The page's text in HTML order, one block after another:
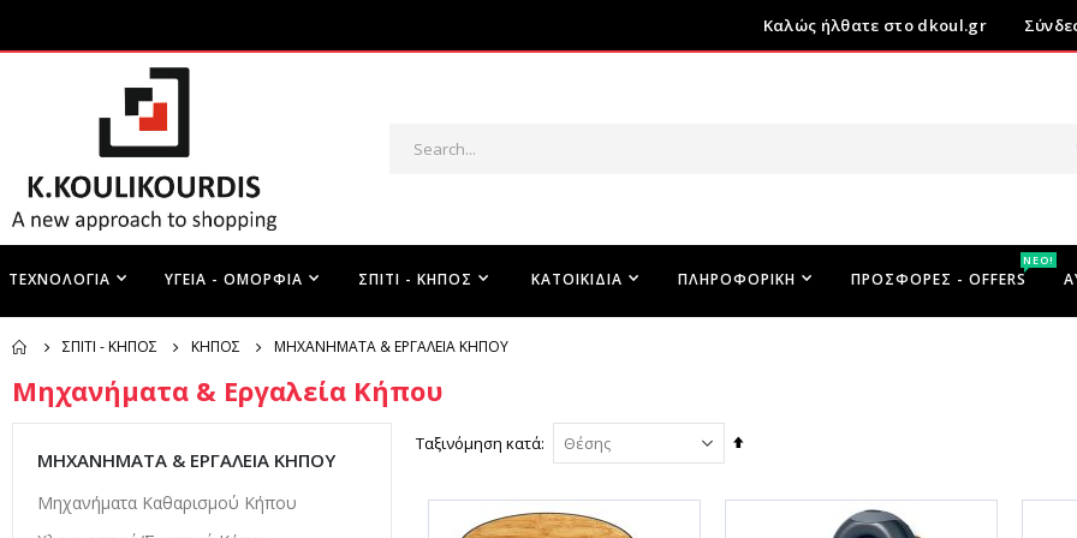
Καλώς ήλθατε στο dkoul.gr
ΚΑΤΟΙΚΊΔΙΑ
ΤΕΧΝΟΛΟΓΊΑ ΥΓΕΊΑ - ΟΜΟΡΦΙΆ ΠΛΗΡΟΦΟΡΙΚΉ
ΣΠΊΤΙ - ΚΉΠΟΣ ΠΡΟΣΦΟΡΕΣ - OFFERS
ΝΕΟ!
ΣΠΊΤΙ - ΚΉΠΟΣ ΚΉΠΟΣ ΜΗΧΑΝΉΜΑΤΑ & ΕΡΓΑΛΕΊΑ ΚΉΠΟΥ
Μηχανήματα & Εργαλεία Κήπου
Ταξινόμηση κατά
Φθίνουσα
ΜΗΧΑΝΉΜΑΤΑ & ΕΡΓΑΛΕΊΑ ΚΉΠΟΥ
Μηχανήματα Καθαρισμού Κήπου